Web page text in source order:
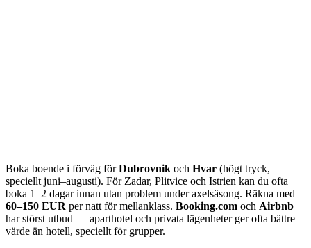
Boka boende i förväg förDubrovnik och Hvar (högt tryck,
speciellt juni–augusti). För Zadar, Plitvice och Istrien kan du ofta
boka 1–2 dagar innan utan problem under axelsäsong. Räkna med
60–150 EUR per natt för mellanklass. Booking.com och Airbnb
har störst utbud — aparthotel och privata lägenheter ger ofta bättre
värde än hotell, speciellt för grupper.